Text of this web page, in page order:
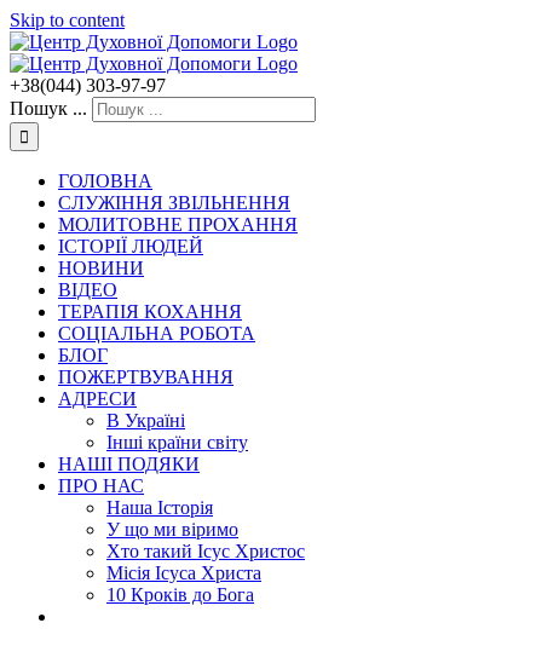
Skip to content
+38(044) 303-97-97
Пошук ...
ГОЛОВНА
СЛУЖІННЯ ЗВІЛЬНЕННЯ
МОЛИТОВНЕ ПРОХАННЯ
ІСТОРІЇ ЛЮДЕЙ
НОВИНИ
ВІДЕО
ТЕРАПІЯ КОХАННЯ
СОЦІАЛЬНА РОБОТА
БЛОГ
ПОЖЕРТВУВАННЯ
АДРЕСИ
В Україні
Інші країни світу
НАШІ ПОДЯКИ
ПРО НАС
Наша Історія
У що ми віримо
Хто такий Ісус Христос
Місія Ісуса Христа
10 Кроків до Бога